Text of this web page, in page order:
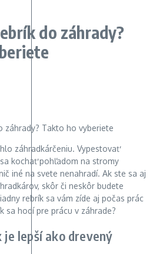
do záhrady?
záhradkárčeniu. Vypestovať
kochať pohľadom na stromy
iné na svete nenahradí. Ak ste sa aj
skôr či neskôr budete
rebrík sa vám zíde aj počas prác
sa hodí pre prácu v záhrade?
lepší ako drevený